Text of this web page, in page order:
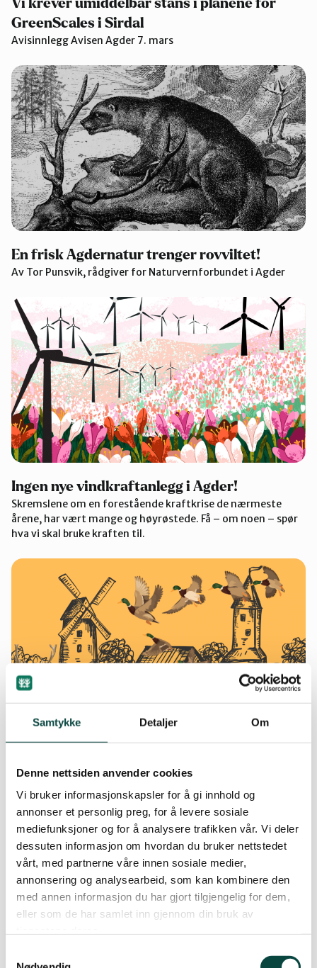
Samtykke Detaljer Om
Denne nettsiden anvender cookies
Vi bruker informasjonskapsler for å gi innhold og
annonser et personlig preg, for å levere sosiale
mediefunksjoner og for å analysere trafikken vår. Vi deler
dessuten informasjon om hvordan du bruker nettstedet
vårt, med partnerne våre innen sosiale medier,
annonsering og analysearbeid, som kan kombinere den
med annen informasjon du har gjort tilgjengelig for dem,
eller som de har samlet inn gjennom din bruk av
GreenScales i Sirdal
Avisinnlegg Avisen Agder 7. mars
En frisk Agdernatur trenger rovviltet!
Av Tor Punsvik, rådgiver for Naturvernforbundet i Agder
Ingen nye vindkraftanlegg i Agder!
Skremslene om en forestående kraftkrise de nærmeste
årene, har vært mange og høyrøstede. Få – om noen – spør
hva vi skal bruke kraften til.
Skånsom vindkraft er ikke mulig